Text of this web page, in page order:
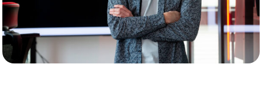
Instalacje elektryczne
Instalacje przeciwpożarowe